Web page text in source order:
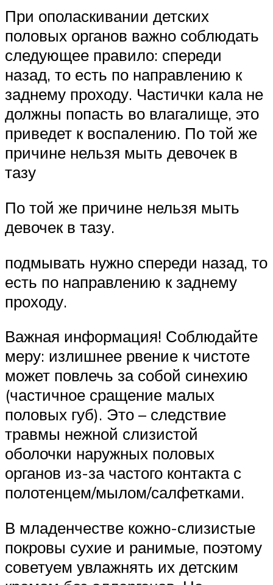
При ополаскивании детских
половых органов важно соблюдать
следующее правило: спереди
назад, то есть по направлению к
заднему проходу. Частички кала не
должны попасть во влагалище, это
приведет к воспалению. По той же
причине нельзя мыть девочек в
тазу
По той же причине нельзя мыть
девочек в тазу.
подмывать нужно спереди назад, то
есть по направлению к заднему
проходу.
Важная информация! Соблюдайте
меру: излишнее рвение к чистоте
может повлечь за собой синехию
(частичное сращение малых
половых губ). Это – следствие
травмы нежной слизистой
оболочки наружных половых
органов из-за частого контакта с
полотенцем/мылом/салфетками.
В младенчестве кожно-слизистые
покровы сухие и ранимые, поэтому
советуем увлажнять их детским